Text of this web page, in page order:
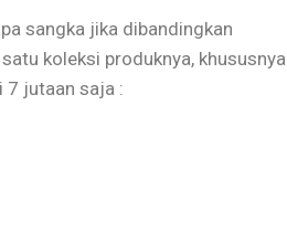
sangka jika dibandingkan
koleksi produknya, khususnya
7 jutaan saja :